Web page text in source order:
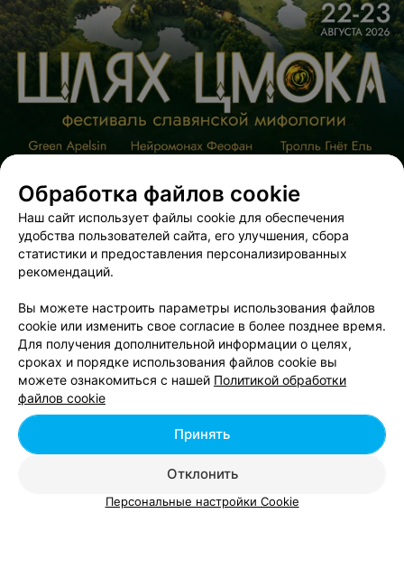
ЭФФЕКТИВНАЯ РЕКЛАМА НА САЙТЕ
Добавить компанию
Добавить специалиста
Обработка файлов cookie
Наш сайт использует файлы cookie для обеспечения
удобства пользователей сайта, его улучшения, сбора
статистики и предоставления персонализированных
рекомендаций.
Вы можете настроить параметры использования файлов
cookie или изменить свое согласие в более позднее время.
Для получения дополнительной информации о целях,
сроках и порядке использования файлов cookie вы
можете ознакомиться с нашей Политикой обработки
файлов cookie
Отклонить
Принять
Персональные настройки Cookie